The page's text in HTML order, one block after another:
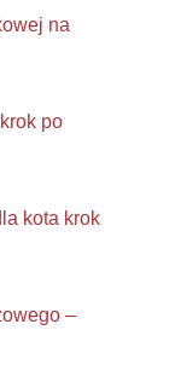
na
po
kota krok
–